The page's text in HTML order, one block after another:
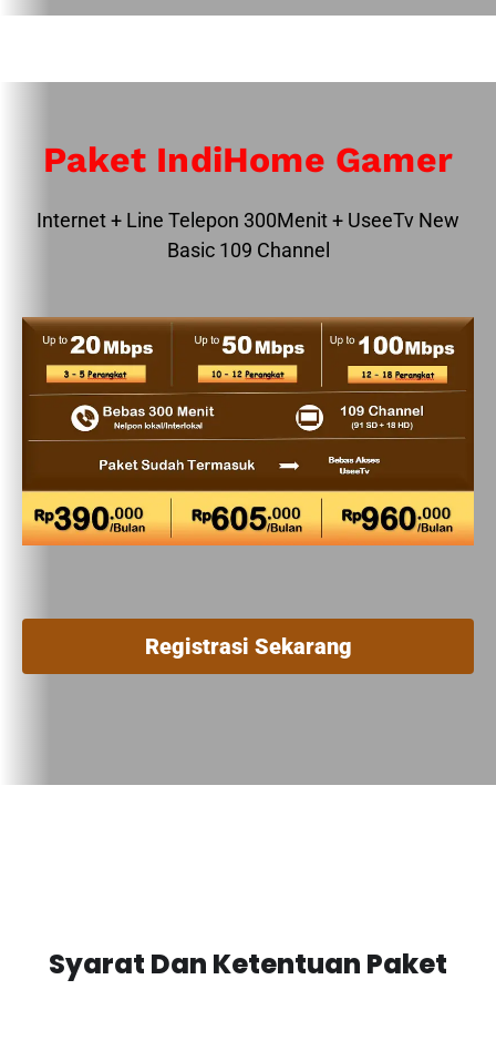
Paket IndiHome Gamer
Internet + Line Telepon 300Menit + UseeTv New
Basic 109 Channel
Registrasi Sekarang
Syarat Dan Ketentuan Paket